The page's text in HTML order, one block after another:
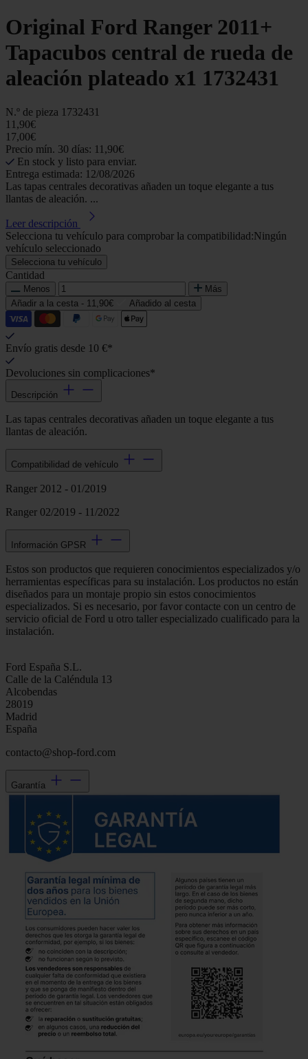
Original Ford Ranger 2011+
Tapacubos central de rueda de
aleación plateado x1 1732431
N.º de pieza 1732431
11,90€
17,00€
Precio mín. 30 días: 11,90€
En stock y listo para enviar.
Entrega estimada: 12/08/2026
Las tapas centrales decorativas añaden un toque elegante a tus
llantas de aleación. ...
Leer descripción
Selecciona tu vehículo para comprobar la compatibilidad:Ningún
vehículo seleccionado
Selecciona tu vehículo
Cantidad
Menos
Más
Añadir a la cesta - 11,90€ Añadido al cesta
Envío gratis desde 10 €*
Devoluciones sin complicaciones*
Descripción
Las tapas centrales decorativas añaden un toque elegante a tus
llantas de aleación.
Compatibilidad de vehículo
Ranger 2012 - 01/2019
Ranger 02/2019 - 11/2022
Información GPSR
Estos son productos que requieren conocimientos especializados y/o
herramientas específicas para su instalación. Los productos no están
diseñados para un montaje propio sin estos conocimientos
especializados. Si es necesario, por favor contacte con un centro de
servicio oficial de Ford u otro taller especializado cualificado para la
instalación.
Ford España S.L.
Calle de la Caléndula 13
Alcobendas
28019
Madrid
España
contacto@shop-ford.com
Garantía